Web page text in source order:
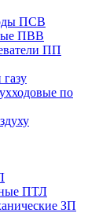
ПСВ
ПВВ
ПП
по
ПТЛ
ЗП